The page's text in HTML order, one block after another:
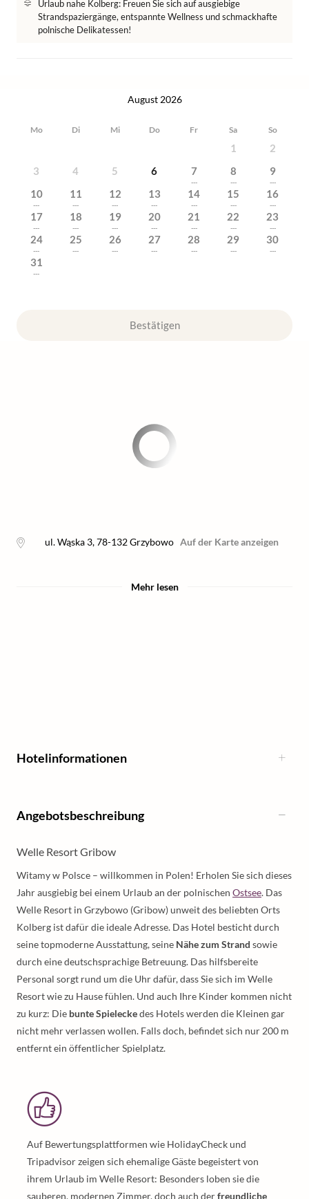
Urlaub nahe Kolberg: Freuen Sie sich auf ausgiebige
Strandspaziergänge, entspannte Wellness und schmackhafte
polnische Delikatessen!
August 2026
Mo Di Mi Do Fr Sa So
1
2
3
4 5 6 7
---
8
---
9
---
10
---
11
---
12
---
13
---
14
---
15
---
16
---
17
---
18
---
19
---
20
---
21
---
22
---
23
---
24
---
25
---
26
---
27
---
28
---
29
---
30
---
31
---
Bestätigen
ul. Wąska 3,78-132Grzybowo Auf der Karte anzeigen
Mehr lesen
Hotelinformationen
Angebotsbeschreibung
Welle Resort Gribow
Witamy w Polsce ­­– willkommen in Polen! Erholen Sie sich dieses
Jahr ausgiebig bei einem Urlaub an der polnischen Ostsee. Das
Welle Resort in Grzybowo (Gribow) unweit des beliebten Orts
Kolberg ist dafür die ideale Adresse. Das Hotel besticht durch
seine topmoderne Ausstattung, seine Nähe zum Strand sowie
durch eine deutschsprachige Betreuung. Das hilfsbereite
Personal sorgt rund um die Uhr dafür, dass Sie sich im Welle
Resort wie zu Hause fühlen. Und auch Ihre Kinder kommen nicht
zu kurz: Die bunte Spieleckedes Hotels werden die Kleinen gar
nicht mehr verlassen wollen. Falls doch, befindet sich nur 200 m
entfernt ein öffentlicher Spielplatz.
Auf Bewertungsplattformen wie HolidayCheck und
Tripadvisor zeigen sich ehemalige Gäste begeistert von
ihrem Urlaub im Welle Resort: Besonders loben sie die
sauberen, modernen Zimmer, doch auch derfreundliche